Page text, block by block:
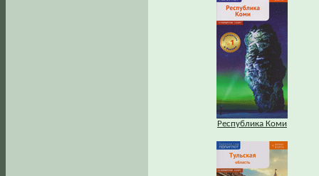
Республика Коми